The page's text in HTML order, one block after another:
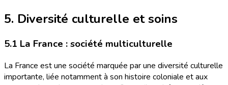
5. Diversité culturelle et soins
5.1 La France : société multiculturelle
La France est une société marquée par une diversité culturelle
importante, liée notamment à son histoire coloniale et aux